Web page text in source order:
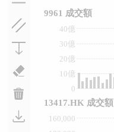
0
10億
20億
30億
40億
160,000
9961 成交額
13417.HK 成交額